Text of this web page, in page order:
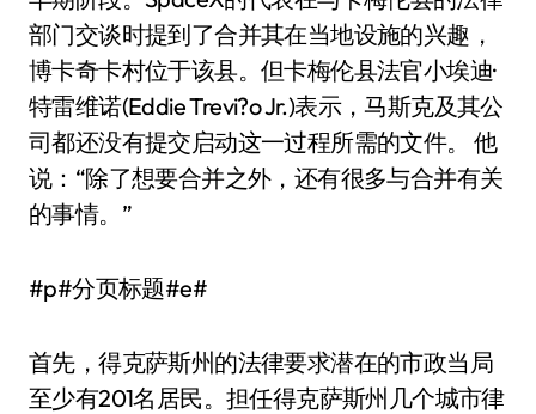
部门交谈时提到了合并其在当地设施的兴趣，
博卡奇卡村位于该县。但卡梅伦县法官小埃迪·
特雷维诺(Eddie Trevi?o Jr.)表示，马斯克及其公
司都还没有提交启动这一过程所需的文件。 他
说：“除了想要合并之外，还有很多与合并有关
的事情。”
#p#分页标题#e#
首先，得克萨斯州的法律要求潜在的市政当局
至少有201名居民。担任得克萨斯州几个城市律